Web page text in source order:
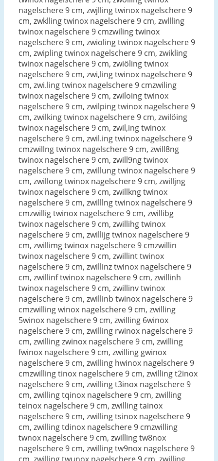
nagelschere 9 cm, zwjlling twinox nagelschere 9
cm, zwklling twinox nagelschere 9 cm, zwllling
twinox nagelschere 9 cmzwiling twinox
nagelschere 9 cm, zwioling twinox nagelschere 9
cm, zwipling twinox nagelschere 9 cm, zwikling
twinox nagelschere 9 cm, zwiöling twinox
nagelschere 9 cm, zwi,ling twinox nagelschere 9
cm, zwi.ling twinox nagelschere 9 cmzwiling
twinox nagelschere 9 cm, zwiloing twinox
nagelschere 9 cm, zwilping twinox nagelschere 9
cm, zwilking twinox nagelschere 9 cm, zwilöing
twinox nagelschere 9 cm, zwil,ing twinox
nagelschere 9 cm, zwil.ing twinox nagelschere 9
cmzwillng twinox nagelschere 9 cm, zwill8ng
twinox nagelschere 9 cm, zwill9ng twinox
nagelschere 9 cm, zwillung twinox nagelschere 9
cm, zwillong twinox nagelschere 9 cm, zwilljng
twinox nagelschere 9 cm, zwillkng twinox
nagelschere 9 cm, zwilllng twinox nagelschere 9
cmzwillig twinox nagelschere 9 cm, zwillibg
twinox nagelschere 9 cm, zwillihg twinox
nagelschere 9 cm, zwillijg twinox nagelschere 9
cm, zwillimg twinox nagelschere 9 cmzwillin
twinox nagelschere 9 cm, zwillint twinox
nagelschere 9 cm, zwillinz twinox nagelschere 9
cm, zwillinf twinox nagelschere 9 cm, zwillinh
twinox nagelschere 9 cm, zwillinv twinox
nagelschere 9 cm, zwillinb twinox nagelschere 9
cmzwilling winox nagelschere 9 cm, zwilling
5winox nagelschere 9 cm, zwilling 6winox
nagelschere 9 cm, zwilling rwinox nagelschere 9
cm, zwilling zwinox nagelschere 9 cm, zwilling
fwinox nagelschere 9 cm, zwilling gwinox
nagelschere 9 cm, zwilling hwinox nagelschere 9
cmzwilling tinox nagelschere 9 cm, zwilling t2inox
nagelschere 9 cm, zwilling t3inox nagelschere 9
cm, zwilling tqinox nagelschere 9 cm, zwilling
teinox nagelschere 9 cm, zwilling tainox
nagelschere 9 cm, zwilling tsinox nagelschere 9
cm, zwilling tdinox nagelschere 9 cmzwilling
twnox nagelschere 9 cm, zwilling tw8nox
nagelschere 9 cm, zwilling tw9nox nagelschere 9